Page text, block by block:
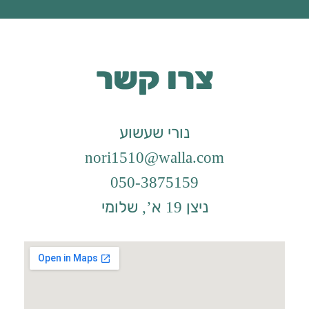
צרו קשר
נורי שעשוע
nori1510@walla.com
050-3875159
ניצן 19 א’, שלומי